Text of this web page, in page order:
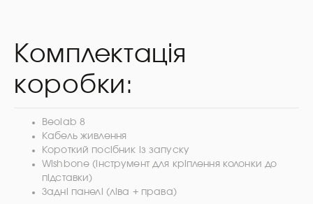
Комплектація
коробки:
Beolab 8
Кабель живлення
Короткий посібник із запуску
Wishbone (інструмент для кріплення колонки до
підставки)
Задні панелі (ліва + права)